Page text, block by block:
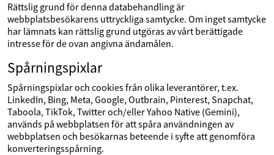
Rättslig grund för denna databehandling är
webbplatsbesökarens uttryckliga samtycke. Om inget samtycke
har lämnats kan rättslig grund utgöras av vårt berättigade
intresse för de ovan angivna ändamålen.
Spårningspixlar
Spårningspixlar och cookies från olika leverantörer, t.ex.
LinkedIn, Bing, Meta, Google, Outbrain, Pinterest, Snapchat,
Taboola, TikTok, Twitter och/eller Yahoo Native (Gemini),
används på webbplatsen för att spåra användningen av
webbplatsen och besökarnas beteende i syfte att genomföra
konverteringsspårning.